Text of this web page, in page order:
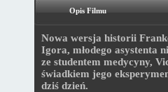
Opis Filmu
Nowa wersja historii
Igora, młodego asystenta
ze studentem medycyny,
świadkiem jego
dziś dzień.